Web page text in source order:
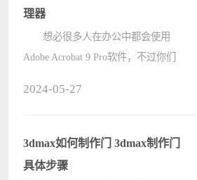
件????
理器
想必很多人在办公中都会使用
Adobe Acrobat 9 Pro软件，不过你们
打开管理器的方法，对此感兴趣的用
户????
2024-05-27
3dmax如何制作门 3dmax制作门
具体步骤